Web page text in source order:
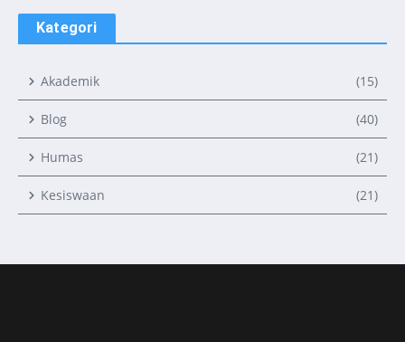
Kategori
Akademik (15)
Blog (40)
Humas (21)
Kesiswaan (21)